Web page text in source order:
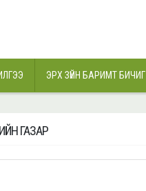
ЭРХ ЗҮЙН БАРИМТ БИЧИГ
ГАЗАР